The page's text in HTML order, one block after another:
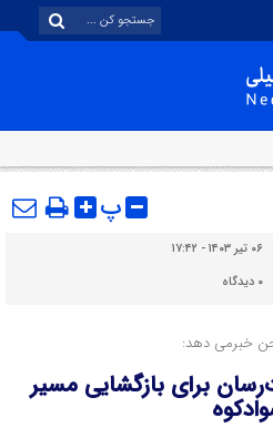
پ
۰۶ تیر ۱۴۰۳ - ۱۷:۴۲
۰ دیدگاه
خبرمی دهد:
برای بازگشایی مسیر